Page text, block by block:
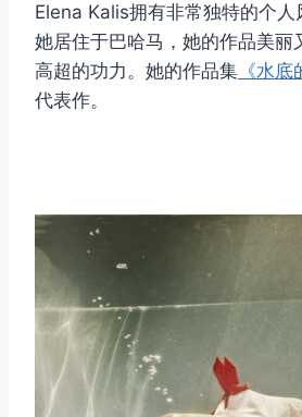
Elena Kalis拥有非常独特的个
她居住于巴哈马，她的作品美丽
高超的功力。她的作品集 《水底
代表作。